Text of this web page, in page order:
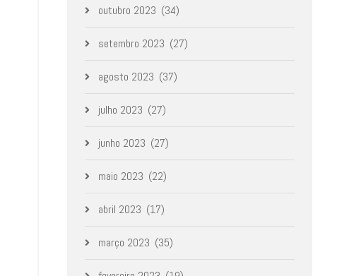
outubro 2023 (34)
setembro 2023 (27)
agosto 2023 (37)
julho 2023 (27)
junho 2023 (27)
maio 2023 (22)
abril 2023 (17)
março 2023 (35)